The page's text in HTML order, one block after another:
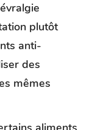
plutôt
anti-
des
mêmes